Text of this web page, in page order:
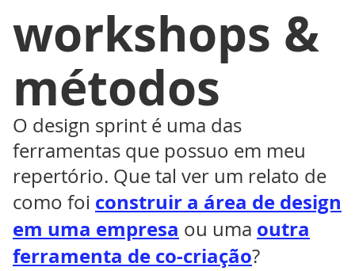
O design sprint é uma das
ferramentas que possuo em meu
repertório. Que tal ver um relato de
como foi construir a área de design
em uma empresa ou uma outra
ferramenta de co-criação?
workshops &
métodos